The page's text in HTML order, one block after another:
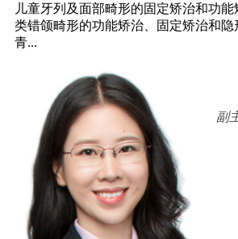
儿童牙列及面部畸形的固定矫治和功
类错颌畸形的功能矫治、固定矫治和隐
青...
副